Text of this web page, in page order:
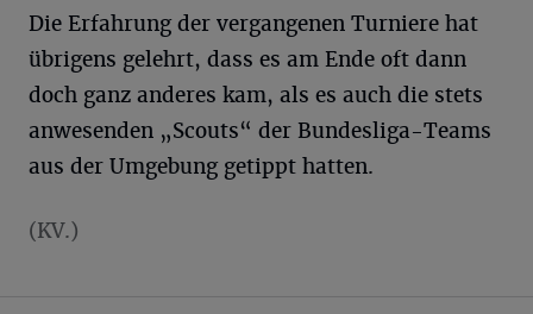
Die Erfahrung der vergangenen Turniere hat
übrigens gelehrt, dass es am Ende oft dann
doch ganz anderes kam, als es auch die stets
anwesenden „Scouts“ der Bundesliga-Teams
aus der Umgebung getippt hatten.
(KV.)